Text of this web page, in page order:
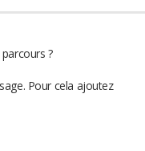
?
Pour cela ajoutez